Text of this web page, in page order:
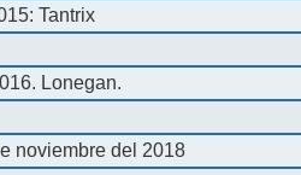
Tantrix
Lonegan.
noviembre del 2018